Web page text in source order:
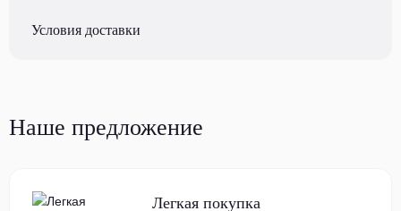
Условия доставки
Наше предложение
Легкая покупка